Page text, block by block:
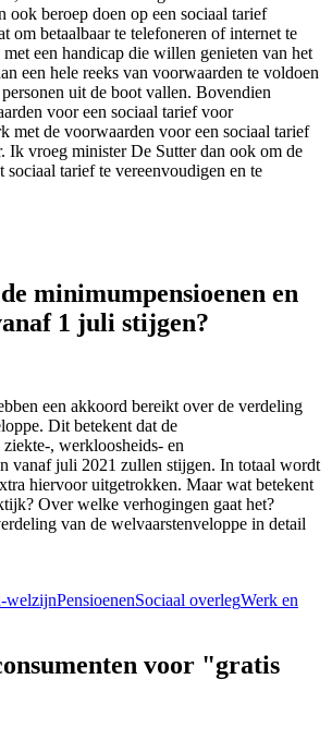
ook beroep doen op een sociaal tarief
om betaalbaar te telefoneren of internet te
met een handicap die willen genieten van het
een hele reeks van voorwaarden te voldoen
uit de boot vallen. Bovendien
voor een sociaal tarief voor
met de voorwaarden voor een sociaal tarief
Ik vroeg minister De Sutter dan ook om de
tarief te vereenvoudigen en te
minimumpensioenen en
1 juli stijgen?
een akkoord bereikt over de verdeling
Dit betekent dat de
, werkloosheids- en
vanaf juli 2021 zullen stijgen. In totaal wordt
hiervoor uitgetrokken. Maar wat betekent
Over welke verhogingen gaat het?
van de welvaarstenveloppe in detail
welzijnPensioenenSociaal overlegWerk en
voor "gratis